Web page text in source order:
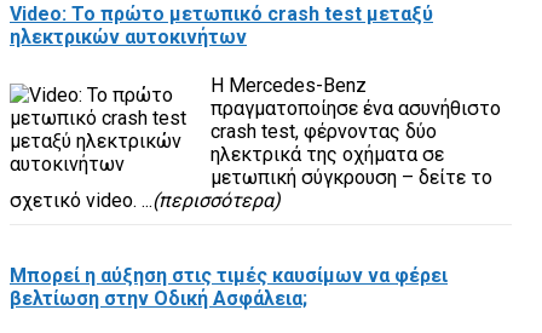
Video: Το πρώτο μετωπικό crash test μεταξύ
ηλεκτρικών αυτοκινήτων
Η Mercedes-Benz
πραγματοποίησε ένα ασυνήθιστο
crash test, φέρνοντας δύο
ηλεκτρικά της οχήματα σε
μετωπική σύγκρουση – δείτε το
σχετικό video. ...(περισσότερα)
Μπορεί η αύξηση στις τιμές καυσίμων να φέρει
βελτίωση στην Οδική Ασφάλεια;